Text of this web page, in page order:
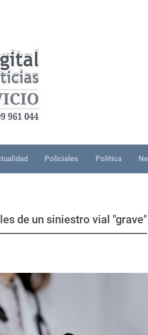
Policiales Política
de un siniestro vial "grave"